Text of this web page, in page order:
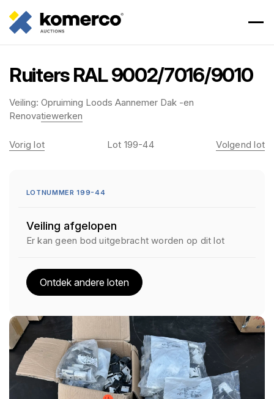
Ruiters RAL 9002/7016/9010
Veiling: Opruiming Loods Aannemer Dak -en
Renovatiewerken
Vorig lot Lot 199-44 Volgend lot
LOTNUMMER 199-44
Veiling afgelopen
Er kan geen bod uitgebracht worden op dit lot
Ontdek andere loten